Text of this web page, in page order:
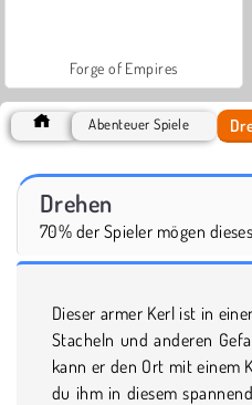
Forge of Empires
Abenteuer Spiele
Drehen
70% der Spieler mögen
Dieser armer Kerl ist in
Stacheln und anderen
kann er den Ort mit einem
du ihm in diesem